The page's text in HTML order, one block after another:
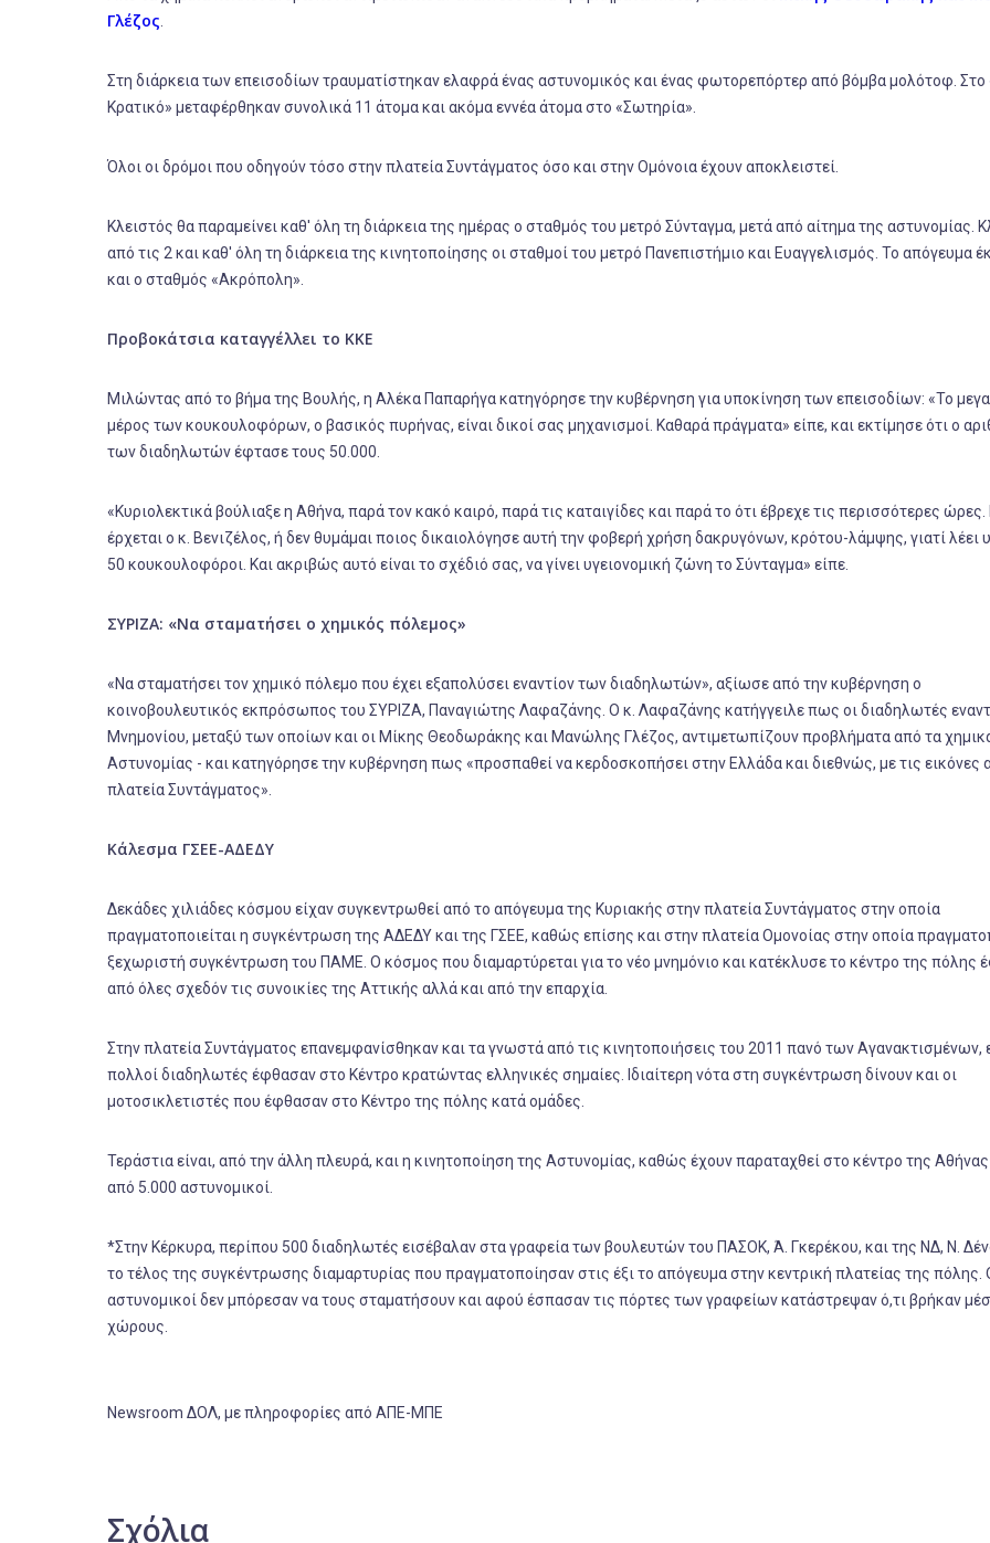
Γλέζος
Στη διάρκεια των επεισοδίων τραυματίστηκαν ελαφρά ένας αστυνομικός και ένας φωτορεπόρτερ από βόμβα μολότοφ. Στο
Κρατικό» μεταφέρθηκαν συνολικά 11 άτομα και ακόμα εννέα άτομα στο «Σωτηρία».
Όλοι οι δρόμοι που οδηγούν τόσο στην πλατεία Συντάγματος όσο και στην Ομόνοια έχουν αποκλειστεί.
Κλειστός θα παραμείνει καθ' όλη τη διάρκεια της ημέρας ο σταθμός του μετρό Σύνταγμα, μετά από αίτημα της αστυνομίας.
από τις 2 και καθ' όλη τη διάρκεια της κινητοποίησης οι σταθμοί του μετρό Πανεπιστήμιο και Ευαγγελισμός. Το απόγευμα
και ο σταθμός «Ακρόπολη».
Προβοκάτσια καταγγέλλει το ΚΚΕ
Μιλώντας από το βήμα της Βουλής, η Αλέκα Παπαρήγα κατηγόρησε την κυβέρνηση για υποκίνηση των επεισοδίων: «Το
μέρος των κουκουλοφόρων, ο βασικός πυρήνας, είναι δικοί σας μηχανισμοί. Καθαρά πράγματα» είπε, και εκτίμησε ότι ο
των διαδηλωτών έφτασε τους 50.000.
«Κυριολεκτικά βούλιαξε η Αθήνα, παρά τον κακό καιρό, παρά τις καταιγίδες και παρά το ότι έβρεχε τις περισσότερες ώρες.
έρχεται ο κ. Βενιζέλος, ή δεν θυμάμαι ποιος δικαιολόγησε αυτή την φοβερή χρήση δακρυγόνων, κρότου-λάμψης, γιατί λέει
50 κουκουλοφόροι. Και ακριβώς αυτό είναι το σχέδιό σας, να γίνει υγειονομική ζώνη το Σύνταγμα» είπε.
ΣΥΡΙΖΑ: «Να σταματήσει ο χημικός πόλεμος»
«Να σταματήσει τον χημικό πόλεμο που έχει εξαπολύσει εναντίον των διαδηλωτών», αξίωσε από την κυβέρνηση ο
κοινοβουλευτικός εκπρόσωπος του ΣΥΡΙΖΑ, Παναγιώτης Λαφαζάνης. Ο κ. Λαφαζάνης κατήγγειλε πως οι διαδηλωτές
Μνημονίου, μεταξύ των οποίων και οι Μίκης Θεοδωράκης και Μανώλης Γλέζος, αντιμετωπίζουν προβλήματα από τα
Αστυνομίας - και κατηγόρησε την κυβέρνηση πως «προσπαθεί να κερδοσκοπήσει στην Ελλάδα και διεθνώς, με τις εικόνες
πλατεία Συντάγματος».
Κάλεσμα ΓΣΕΕ-ΑΔΕΔΥ
Δεκάδες χιλιάδες κόσμου είχαν συγκεντρωθεί από το απόγευμα της Κυριακής στην πλατεία Συντάγματος στην οποία
πραγματοποιείται η συγκέντρωση της ΑΔΕΔΥ και της ΓΣΕΕ, καθώς επίσης και στην πλατεία Ομονοίας στην οποία
ξεχωριστή συγκέντρωση του ΠΑΜΕ. Ο κόσμος που διαμαρτύρεται για το νέο μνημόνιο και κατέκλυσε το κέντρο της πόλης
από όλες σχεδόν τις συνοικίες της Αττικής αλλά και από την επαρχία.
Στην πλατεία Συντάγματος επανεμφανίσθηκαν και τα γνωστά από τις κινητοποιήσεις του 2011 πανό των Αγανακτισμένων,
πολλοί διαδηλωτές έφθασαν στο Κέντρο κρατώντας ελληνικές σημαίες. Ιδιαίτερη νότα στη συγκέντρωση δίνουν και οι
μοτοσικλετιστές που έφθασαν στο Κέντρο της πόλης κατά ομάδες.
Τεράστια είναι, από την άλλη πλευρά, και η κινητοποίηση της Αστυνομίας, καθώς έχουν παραταχθεί στο κέντρο της
από 5.000 αστυνομικοί.
*Στην Κέρκυρα, περίπου 500 διαδηλωτές εισέβαλαν στα γραφεία των βουλευτών του ΠΑΣΟΚ, Ά. Γκερέκου, και της ΝΔ, Ν.
το τέλος της συγκέντρωσης διαμαρτυρίας που πραγματοποίησαν στις έξι το απόγευμα στην κεντρική πλατείας της πόλης.
αστυνομικοί δεν μπόρεσαν να τους σταματήσουν και αφού έσπασαν τις πόρτες των γραφείων κατάστρεψαν ό,τι βρήκαν
χώρους.
Newsroom ΔΟΛ, με πληροφορίες από ΑΠΕ-ΜΠΕ
Σχόλια